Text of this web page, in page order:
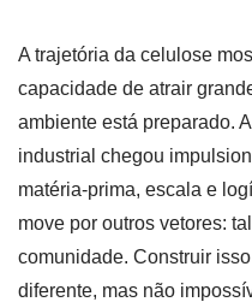
A trajetória da celulose
capacidade de atrair
ambiente está preparado.
industrial chegou
matéria-prima, escala e
move por outros vetores:
comunidade. Construir
diferente, mas não